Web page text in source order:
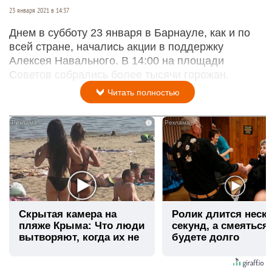
23 января 2021 в 14:37
Днем в субботу 23 января в Барнауле, как и по
всей стране, начались акции в поддержку
Алексея Навального. В 14:00 на площади
Советов собрались более тысячи горожан.
Читать полностью
i
Скрытая камера на
пляже Крыма: Что люди
вытворяют, когда их не
Ролик длится
секунд, а
будете долго